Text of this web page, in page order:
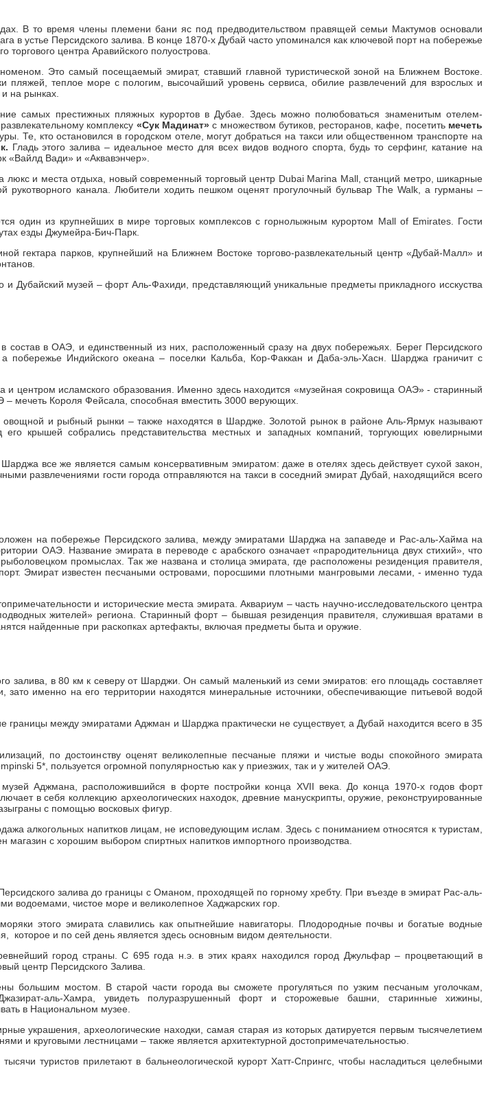
В то время члены племени бани яс под предводительством правящей семьи Мактумов основали
в устье Персидского залива. В конце 1870-х Дубай часто упоминался как ключевой порт на побережье
торгового центра Аравийского полуострова.
Это самый посещаемый эмират, ставший главной туристической зоной на Ближнем Востоке.
пляжей, теплое море с пологим, высочайший уровень сервиса, обилие развлечений для взрослых и
на рынках.
самых престижных пляжных курортов в Дубае. Здесь можно полюбоваться знаменитым отелем-
комплексу «Сук Мадинат» с множеством бутиков, ресторанов, кафе, посетить мечеть
Те, кто остановился в городском отеле, могут добраться на такси или общественном транспорте на
Гладь этого залива – идеальное место для всех видов водного спорта, будь то серфинг, катание на
«Вайлд Вади» и «Аквавэнчер».
люкс и места отдыха, новый современный торговый центр Dubai Marina Mall, станций метро, шикарные
канала. Любители ходить пешком оценят прогулочный бульвар The Walk, а гурманы –
один из крупнейших в мире торговых комплексов с горнолыжным курортом Mall of Emirates. Гости
езды Джумейра-Бич-Парк.
гектара парков, крупнейший на Ближнем Востоке торгово-развлекательный центр «Дубай-Малл» и
фонтанов.
и Дубайский музей – форт Аль-Фахиди, представляющий уникальные предметы прикладного исскуства
состав в ОАЭ, и единственный из них, расположенный сразу на двух побережьях. Берег Персидского
побережье Индийского океана – поселки Кальба, Кор-Факкан и Даба-эль-Хасн. Шарджа граничит с
и центром исламского образования. Именно здесь находится «музейная сокровища ОАЭ» - старинный
мечеть Короля Фейсала, способная вместить 3000 верующих.
и рыбный рынки – также находятся в Шардже. Золотой рынок в районе Аль-Ярмук называют
крышей собрались представительства местных и западных компаний, торгующих ювелирными
все же является самым консервативным эмиратом: даже в отелях здесь действует сухой закон,
развлечениями гости города отправляются на такси в соседний эмират Дубай, находящийся всего
на побережье Персидского залива, между эмиратами Шарджа на запаведе и Рас-аль-Хайма на
ОАЭ. Название эмирата в переводе с арабского означает «прародительница двух стихий», что
промыслах. Так же названа и столица эмирата, где расположены резиденция правителя,
Эмират известен песчаными островами, поросшими плотными мангровыми лесами, - именно туда
и исторические места эмирата. Аквариум – часть научно-исследовательского центра
жителей» региона. Старинный форт – бывшая резиденция правителя, служившая вратами в
найденные при раскопках артефакты, включая предметы быта и оружие.
залива, в 80 км к северу от Шарджи. Он самый маленький из семи эмиратов: его площадь составляет
именно на его территории находятся минеральные источники, обеспечивающие питьевой водой
границы между эмиратами Аджман и Шарджа практически не существует, а Дубай находится всего в 35
по достоинству оценят великолепные песчаные пляжи и чистые воды спокойного эмирата
5*, пользуется огромной популярностью как у приезжих, так и у жителей ОАЭ.
музей Аджмана, расположившийся в форте постройки конца XVII века. До конца 1970-х годов форт
в себя коллекцию археологических находок, древние манускрипты, оружие, реконструированные
с помощью восковых фигур.
алкогольных напитков лицам, не исповедующим ислам. Здесь с пониманием относятся к туристам,
с хорошим выбором спиртных напитков импортного производства.
залива до границы с Оманом, проходящей по горному хребту. При въезде в эмират Рас-аль-
водоемами, чистое море и великолепное Хаджарских гор.
этого эмирата славились как опытнейшие навигаторы. Плодородные почвы и богатые водные
которое и по сей день является здесь основным видом деятельности.
город страны. С 695 года н.э. в этих краях находился город Джульфар – процветающий в
центр Персидского Залива.
большим мостом. В старой части города вы сможете прогуляться по узким песчаным уголочкам,
аль-Хамра, увидеть полуразрушенный форт и сторожевые башни, старинные хижины,
в Национальном музее.
украшения, археологические находки, самая старая из которых датируется первым тысячелетием
и круговыми лестницами – также является архитектурной достопримечательностью.
туристов прилетают в бальнеологической курорт Хатт-Спрингс, чтобы насладиться целебными